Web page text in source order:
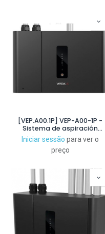
[VEP.A00.1P] VEP-A00-1P -
Sistema de aspiración
VESDA-E VEP 1 canal. 1 tubería
130m. Frontal con LEDs
Iniciar sessão para ver o
preço